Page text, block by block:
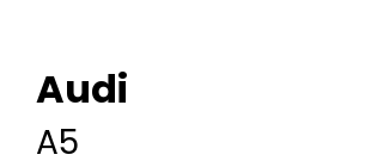
Audi
A5